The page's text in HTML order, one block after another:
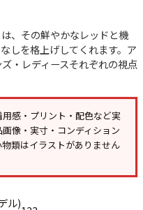
、その鮮やかなレッドと機
しを格上げしてくれます。ア
・レディースそれぞれの視点
用感・プリント・配色など実
像・実寸・コンディション
類はイラストがありません